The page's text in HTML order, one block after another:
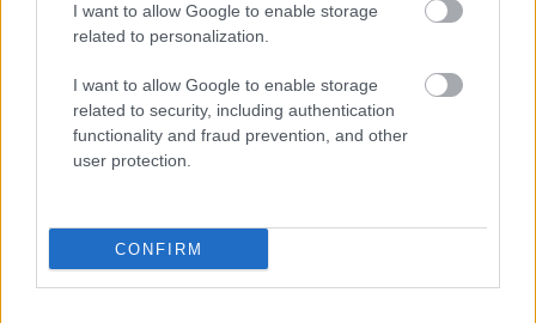
I want to allow Google to enable storage
related to personalization.
I want to allow Google to enable storage
related to security, including authentication
functionality and fraud prevention, and other
user protection.
CONFIRM
| 2015.09.23 13:05
eljátssza az alapjátékban általa megszólaltatott karaktert a
Guild Wars 2: Heart of Thornsban is, de Nolan North-ra
például még nagyobb szerep vár majd a kiegészítőben.